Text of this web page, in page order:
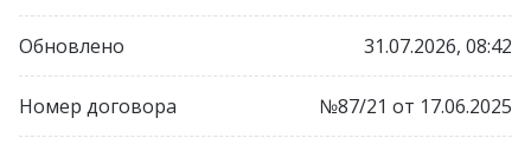
начать продажи или демонстрировать продукцию.
Безграничные Возможности для Вашего Бизнеса
Благодаря удачному расположению и продуманной
Обновлено 31.07.2026, 08:42
Номер договора №87/21 от 17.06.2025